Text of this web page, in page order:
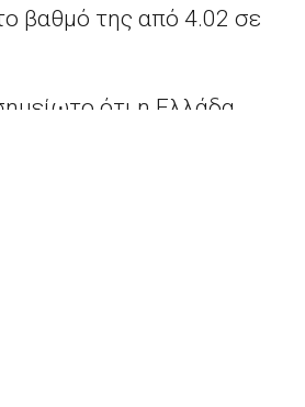
βαθμό της από 4.02 σε
ότι η Ελλάδα